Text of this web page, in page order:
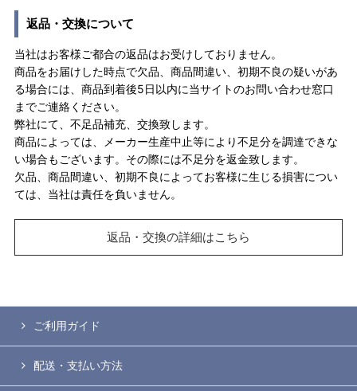
返品・交換について
当社はお客様ご都合の返品はお受けしておりません。
商品をお届けした時点で欠品、商品間違い、初期不良の疑いがあ
る場合には、商品到着後5日以内に当サイトのお問い合わせ窓口
までご連絡ください。
弊社にて、不足品補充、交換致します。
商品によっては、メーカー生産中止等により不足分を調達できな
い場合もございます。その際には不足分を返金致します。
欠品、商品間違い、初期不良によってお客様に生じる損害につい
ては、当社は責任を負いません。
返品・交換の詳細はこちら
ご利用ガイド
配送・支払い方法